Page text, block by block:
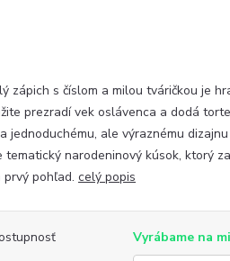
zápich s číslom a milou tváričkou je
prezradí vek oslávenca a dodá
jednoduchému, ale výraznému
tematický narodeninový kúsok, ktorý
prvý pohľad. celý popis
Vyrábame na